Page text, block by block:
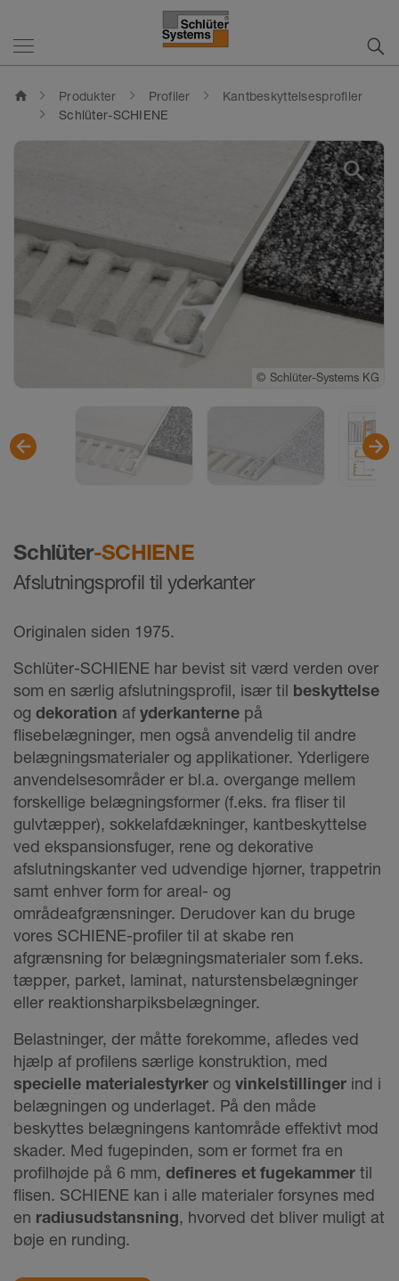
home Produkter Profiler
Kantbeskyttelsesprofiler
Schlüter-SCHIENE
Schlüter-SCHIENE
Afslutningsprofil til yderkanter
Originalen siden 1975.
Schlüter-SCHIENE har bevist sit værd verden over
som en særlig afslutningsprofil, især til beskyttelse
og dekoration afyderkanterne på
flisebelægninger, men også anvendelig til andre
belægningsmaterialer og applikationer. Yderligere
anvendelsesområder er bl.a. overgange mellem
forskellige belægningsformer (f.eks. fra fliser til
gulvtæpper), sokkelafdækninger, kantbeskyttelse
ved ekspansionsfuger, rene og dekorative
afslutningskanter ved udvendige hjørner, trappetrin
samt enhver form for areal- og
områdeafgrænsninger. Derudover kan du bruge
vores SCHIENE-profiler til at skabe ren
afgrænsning for belægningsmaterialer som f.eks.
tæpper, parket, laminat, naturstensbelægninger
eller reaktionsharpiksbelægninger.
Belastninger, der måtte forekomme, afledes ved
hjælp af profilens særlige konstruktion, med
specielle materialestyrker og vinkelstillinger ind i
belægningen og underlaget. På den måde
beskyttes belægningens kantområde effektivt mod
skader. Med fugepinden, som er formet fra en
profilhøjde på 6 mm, defineres et fugekammer til
flisen. SCHIENE kan i alle materialer forsynes med
en radiusudstansning, hvorved det bliver muligt at
bøje en runding.
© Schlüter-Systems KG
© Schlüter-Systems KG
© Schlüter-Systems KG
search